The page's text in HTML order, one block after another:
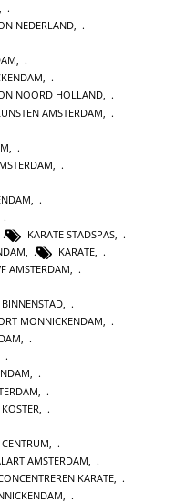
,
NEDERLAND,
,
,
NOORD HOLLAND,
AMSTERDAM
KARATE STADSPAS
, KARATE,
AMSTERDAM,
,
MONNICKENDAM,
,
,
AMSTERDAM
KARATE